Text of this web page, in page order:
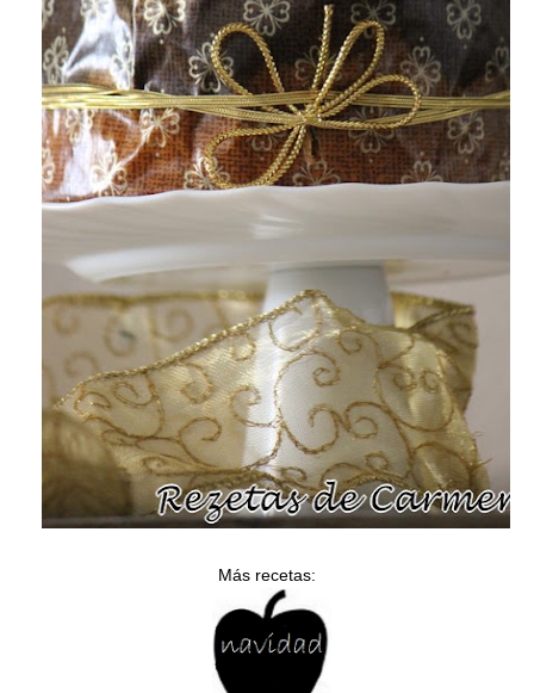
Más recetas: